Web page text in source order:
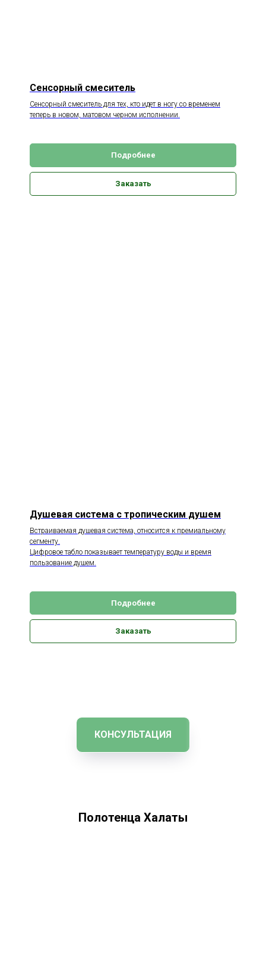
Сенсорный смеситель
Сенсорный смеситель для тех, кто идет в ногу со временем
теперь в новом, матовом черном исполнении.
Подробнее
Заказать
Душевая система с тропическим душем
Встраиваемая душевая система, относится к премиальному
сегменту.
Цифровое табло показывает температуру воды и время
пользование душем.
Подробнее
Заказать
КОНСУЛЬТАЦИЯ
Полотенца Халаты